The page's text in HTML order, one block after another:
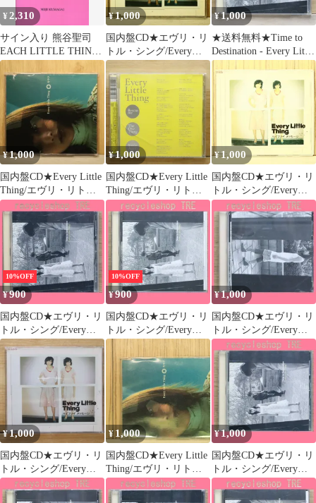
¥ 2,310
サイン入り 熊谷聖司
EACH LITTLE THING
イーチ・リトル・シン
グ 9
¥1,000
国内盤CD★エヴリ・リ
トル・シング/Every
Little Thing■ ハイファ
イ メッセージ
【AVCD30940/49880643
09405】P76000
¥1,000
★送料無料★Time to
Destination - Every Little
Thing/■Every Little
Thing/エヴリ・リト
ル・シング
【4988064116430/AVCD
11643】D04926
¥1,000
国内盤CD★Every Little
Thing/エヴリ・リト
ル・シング■ キヲク
(CCCD)
【AVCD30349/49880643
03496】W56165
¥1,000
国内盤CD★Every Little
Thing/エヴリ・リト
ル・シング■ Rescue me
【AVCD30115/49880643
01157】W52270
¥1,000
国内盤CD★エヴリ・リ
トル・シング/Every
Little Thing■ ハイファ
イ メッセージ
【AVCD30940/49880643
09405】T51112
10%OFF
¥900
国内盤CD★エヴリ・リ
トル・シング/Every
Little Thing■ Time to
Destination
【AVCD11643/49880641
16430】H24505
10%OFF
¥900
国内盤CD★エヴリ・リ
トル・シング/Every
Little Thing■ Time to
Destination
【AVCD11643/49880641
16430】H01848
¥1,000
国内盤CD★エヴリ・リ
トル・シング/Every
Little Thing■ Time to
Destination
【AVCD11643/49880641
16430】B25555
¥1,000
国内盤CD★エヴリ・リ
トル・シング/Every
Little Thing■ ハイファ
イ メッセージ
¥ 1,000
国内盤CD★Every Little
Thing/エヴリ・リト
ル・シング■ キヲク
(CCCD)
¥1,000
国内盤CD★エヴリ・リ
トル・シング/Every
Little Thing■ Time to
Destination